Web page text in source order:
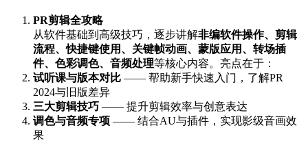
PR剪辑全攻略
从软件基础到高级技巧，逐步讲解非编软件操作、剪辑
流程、快捷键使用、关键帧动画、蒙版应用、转场插
件、色彩调色、音频处理等核心内容。亮点在于：
试听课与版本对比 —— 帮助新手快速入门，了解PR
2024与旧版差异
三大剪辑技巧 —— 提升剪辑效率与创意表达
调色与音频专项 —— 结合AU与插件，实现影级音画效
果